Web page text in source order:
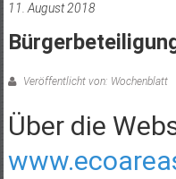
11. August 2018
Veröffentlicht von: Wochenblatt
Über die